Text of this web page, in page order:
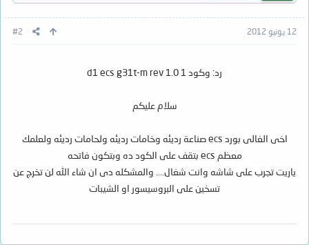
12 يونيو 2012 #2
رد: وكود d1 ecs g31t-m rev 1.0 1
سلام عليكم
اخى الغالى بورد ecs صناعة رديئه وخامات رديئه ولحامات رديئه ولعلمك
معظم ecs بتقف على الكود ده وبتكون فاتحه
ياريت تجرب على شاشه وانت شغال.... والمشكله دى ان شاء الله لن تخرج عن
تسخين على البروسيسور او الشيبات